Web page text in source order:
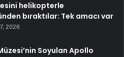
helikopterle
bıraktılar: Tek amacı var
2026
Soyulan Apollo